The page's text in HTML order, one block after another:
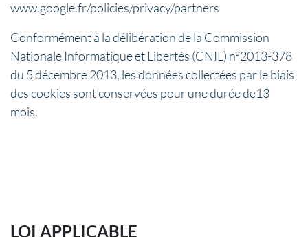
www.google.fr/policies/privacy/partners
Conformément à la délibération de la Commission
Nationale Informatique et Libertés (CNIL) n°2013-378
du 5 décembre 2013, les données collectées par le biais
des cookies sont conservées pour une durée de13
mois.
LOI APPLICABLE